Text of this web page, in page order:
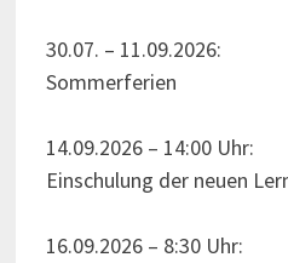
30.07. – 11.09.2026:
Sommerferien
14.09.2026 – 14:00 Uhr:
Einschulung der neuen
16.09.2026 – 8:30 Uhr: